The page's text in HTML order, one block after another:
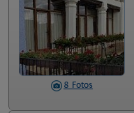
8 Fotos